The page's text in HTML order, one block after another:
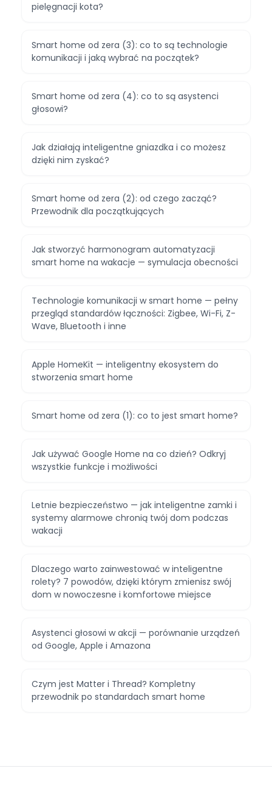
pielęgnacji kota?
Smart home od zera (3): co to są technologie
komunikacji i jaką wybrać na początek?
Smart home od zera (4): co to są asystenci
głosowi?
Jak działają inteligentne gniazdka i co możesz
dzięki nim zyskać?
Smart home od zera (2): od czego zacząć?
Przewodnik dla początkujących
Jak stworzyć harmonogram automatyzacji
smart home na wakacje — symulacja obecności
Technologie komunikacji w smart home — pełny
przegląd standardów łączności: Zigbee, Wi-Fi, Z-
Wave, Bluetooth i inne
Apple HomeKit — inteligentny ekosystem do
stworzenia smart home
Smart home od zera (1): co to jest smart home?
Jak używać Google Home na co dzień? Odkryj
wszystkie funkcje i możliwości
Letnie bezpieczeństwo — jak inteligentne zamki i
systemy alarmowe chronią twój dom podczas
wakacji
Dlaczego warto zainwestować w inteligentne
rolety? 7 powodów, dzięki którym zmienisz swój
dom w nowoczesne i komfortowe miejsce
Asystenci głosowi w akcji — porównanie urządzeń
od Google, Apple i Amazona
Czym jest Matter i Thread? Kompletny
przewodnik po standardach smart home